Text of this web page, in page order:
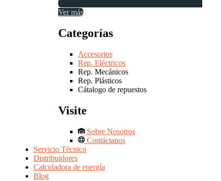
Ver más
Categorías
Accesorios
Rep. Eléctricos
Rep. Mecánicos
Rep. Plásticos
Cátalogo de repuestos
Visite
Sobre Nosotros
Contáctanos
Servicio Técnico
Distribuidores
Calculadora de energía
Blog